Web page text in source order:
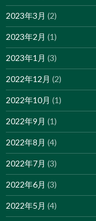
2023年3月 (2)
2023年2月 (1)
2023年1月 (3)
2022年12月 (2)
2022年10月 (1)
2022年9月 (1)
2022年8月 (4)
2022年7月 (3)
2022年6月 (3)
2022年5月 (4)